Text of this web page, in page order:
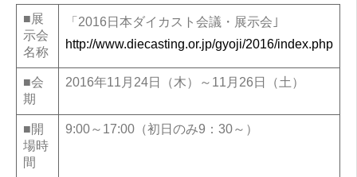
■展
示会
名称
「2016日本ダイカスト会議・展示会｣
http://www.diecasting.or.jp/gyoji/2016/index.php
■会
期
2016年11月24日（木）～11月26日（土）
■開
場時
間
9:00～17:00（初日のみ9：30～）